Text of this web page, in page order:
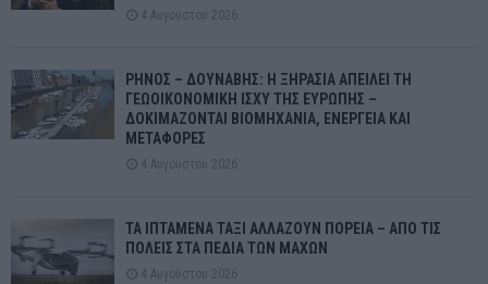
4 Αυγούστου 2026
ΡΗΝΟΣ – ΔΟΥΝΑΒΗΣ: Η ΞΗΡΑΣΙΑ ΑΠΕΙΛΕΙ ΤΗ
ΓΕΩΟΙΚΟΝΟΜΙΚΗ ΙΣΧΥ ΤΗΣ ΕΥΡΩΠΗΣ –
ΔΟΚΙΜΑΖΟΝΤΑΙ ΒΙΟΜΗΧΑΝΙΑ, ΕΝΕΡΓΕΙΑ ΚΑΙ
ΜΕΤΑΦΟΡΕΣ
4 Αυγούστου 2026
ΤΑ ΙΠΤΑΜΕΝΑ ΤΑΞΙ ΑΛΛΑΖΟΥΝ ΠΟΡΕΙΑ – ΑΠΟ ΤΙΣ
ΠΟΛΕΙΣ ΣΤΑ ΠΕΔΙΑ ΤΩΝ ΜΑΧΩΝ
4 Αυγούστου 2026